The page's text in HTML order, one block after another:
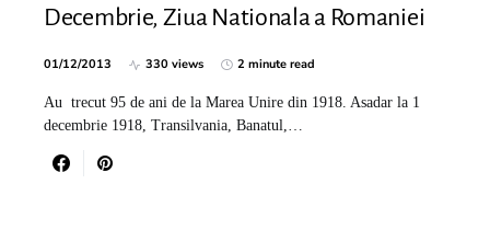
Decembrie, Ziua Nationala a Romaniei
01/12/2013 330 views 2 minute read
Au trecut 95 de ani de la Marea Unire din 1918. Asadar la 1
decembrie 1918, Transilvania, Banatul,…